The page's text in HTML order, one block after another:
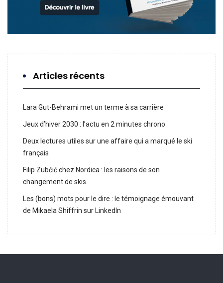
Articles récents
Lara Gut-Behrami met un terme à sa carrière
Jeux d’hiver 2030 : l’actu en 2 minutes chrono
Deux lectures utiles sur une affaire qui a marqué le ski
français
Filip Zubčić chez Nordica : les raisons de son
changement de skis
Les (bons) mots pour le dire : le témoignage émouvant
de Mikaela Shiffrin sur LinkedIn